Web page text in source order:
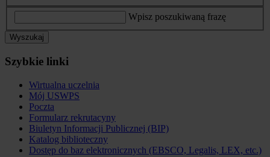
Wpisz poszukiwaną frazę
Wyszukaj
Szybkie linki
Wirtualna uczelnia
Mój USWPS
Poczta
Formularz rekrutacyny
Biuletyn Informacji Publicznej (BIP)
Katalog biblioteczny
Dostęp do baz elektronicznych (EBSCO, Legalis, LEX, etc.)